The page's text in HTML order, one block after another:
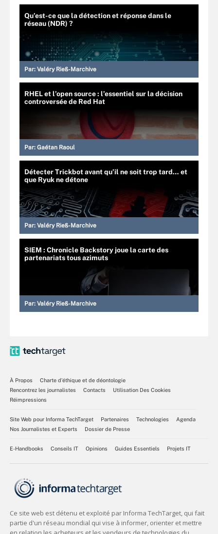
Qu’est-ce que la détection et réponse dans le
réseau (NDR) ?
Par: Valéry Rieß-Marchive
RHEL et l’open source : l’essentiel sur la décision
controversée de Red Hat
Par: Gaétan Raoul
Détecter Trickbot avant qu’il ne soit trop tard… et
que Ryuk ne détone
Par: Valéry Rieß-Marchive
SIEM : Chronicle Backstory joue la carte des
partenariats tous azimuts
Par: Valéry Rieß-Marchive
À Propos
Charte d’éthique et de déontologie
Rencontrez les journalistes
Contacts
Utilisation Des Cookies
Réimpressions
Site Web pour Informa TechTarget Partenaires Technologies
Agenda
Nos Journalistes et Experts
Dossier de Presse
E-Handbooks Conseils IT Opinions Guides Essentiels Projets IT